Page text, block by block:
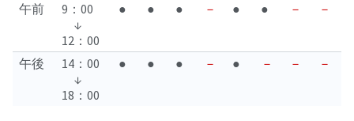
午前
9：00
↓
12：00
● ● ● － ● ● － －
午後
14：00
↓
18：00
● ● ● － ● － － －